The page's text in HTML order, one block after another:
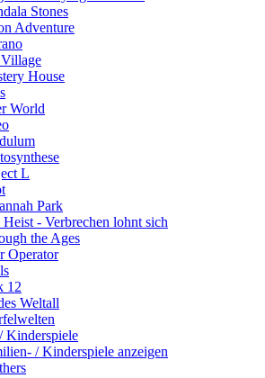
Stones
Adventure
House
World
L
Park
Heist - Verbrechen lohnt sich
the Ages
Operator
12
Weltall
Kinderspiele
/ Kinderspiele anzeigen